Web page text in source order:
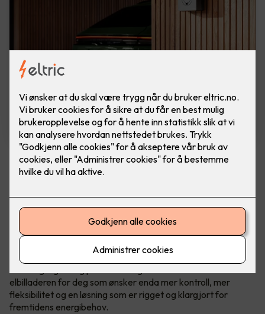
Zaptec Go 2
som tar alt det gode fra originalen, og løfter
det ett hakk opp.
Ladeenheten kommer med en omfattende oppgradering av
maskinvaren, som blant annet muliggjør integrasjon av
elbilladeren for deg som ønsker enda mer kontroll, mer
fleksibilitet og en løsning som er rigget og klargjort for
fremtidens energibehov.